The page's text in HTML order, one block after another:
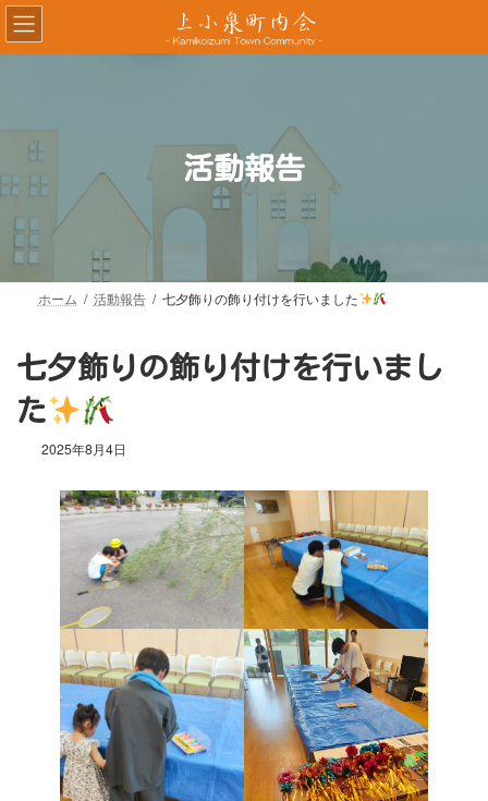
コ
ン
テ
ッ
ナ
ビ
ゲ
移
活動報告
ホーム 活動報告 七夕飾りの飾り付けを行いました
七夕飾りの飾り付けを行いまし
た
2025年8月4日